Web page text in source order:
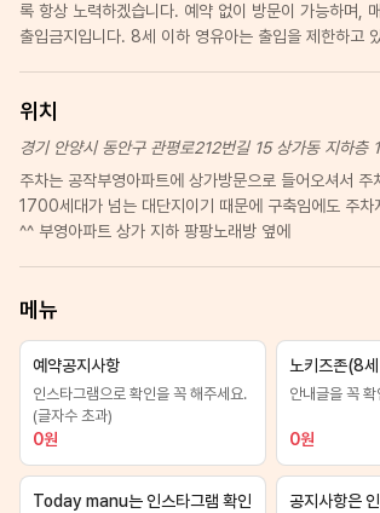
록 항상 노력하겠습니다. 예약 없이 방문이 가능하며,
출입금지입니다. 8세 이하 영유아는 출입을 제한하고
위치
경기 안양시 동안구 관평로212번길 15 상가동 지하층
주차는 공작부영아파트에 상가방문으로 들어오셔서 주
1700세대가 넘는 대단지이기 때문에 구축임에도 주차
^^ 부영아파트 상가 지하 팡팡노래방 옆에
메뉴
예약공지사항
인스타그램으로 확인을 꼭 해주세요.
(글자수 초과)
0원
노키즈존(8
안내글을 꼭
0원
Today manu는 인스타그램 확인
공지사항은